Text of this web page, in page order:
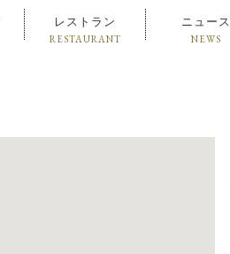
レストラン
RESTAURANT
ニュース
NEWS